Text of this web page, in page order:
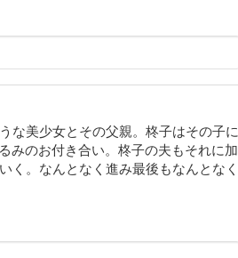
な美少女とその父親。柊子はその子に
みのお付き合い。柊子の夫もそれに加
く。なんとなく進み最後もなんとなく